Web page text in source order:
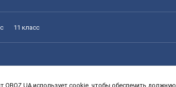
11 класс
OBOZ.UA использует cookie, чтобы обеспечить должную